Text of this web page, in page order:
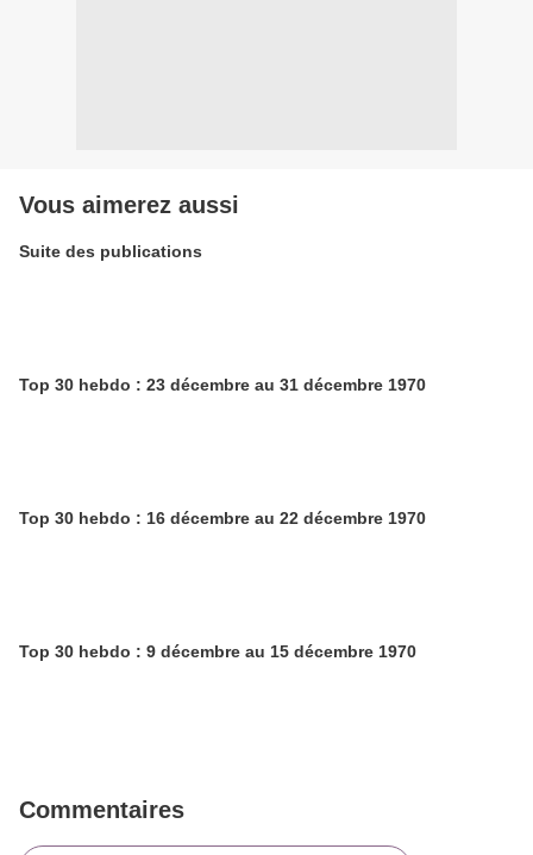
Vous aimerez aussi
Suite des publications
Top 30 hebdo : 23 décembre au 31 décembre 1970
Top 30 hebdo : 16 décembre au 22 décembre 1970
Top 30 hebdo : 9 décembre au 15 décembre 1970
Commentaires